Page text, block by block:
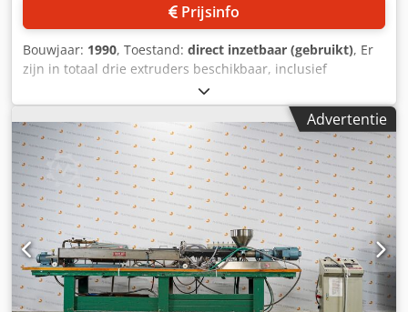
Prijsinfo
Bouwjaar: 1990, Toestand: direct inzetbaar (gebruikt), Er
zijn in totaal drie extruders beschikbaar, inclusief
doorvoermetingen (schalen), nieuwe cilinders (2018) en
gereviseerde schroeven. Totale extrusiecapaciteit: ca. 100
kg/u. 1) DC gladde buisextruder, vermogen: 17 kW,
machineafmetingen X/Y/Z: ca. 2300 mm/600 mm/1100 mm.
2) DC gladde buisextruder, vermogen: 32 kW,
machineafmetingen X/Y/Z: ca. 3000 mm/700 mm/1200 mm.
3) DC-groefbus-extruder, vermogen: 49 kW,
machineafmetingen X/Y/Z: ca. 3000 mm/700 mm/1200 mm.
Een inspectie ter plaatse is mogelijk. Csdpfxsvw Aqhe Al
Aerf
Advertentie